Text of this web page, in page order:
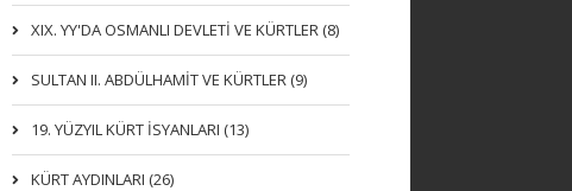
XIX. YY'DA OSMANLI DEVLETI VE KÜRTLER (8)
SULTAN II. ABDÜLHAMİT VE KÜRTLER (9)
19. YÜZYIL KÜRT İSYANLARI (13)
KÜRT AYDINLARI (26)